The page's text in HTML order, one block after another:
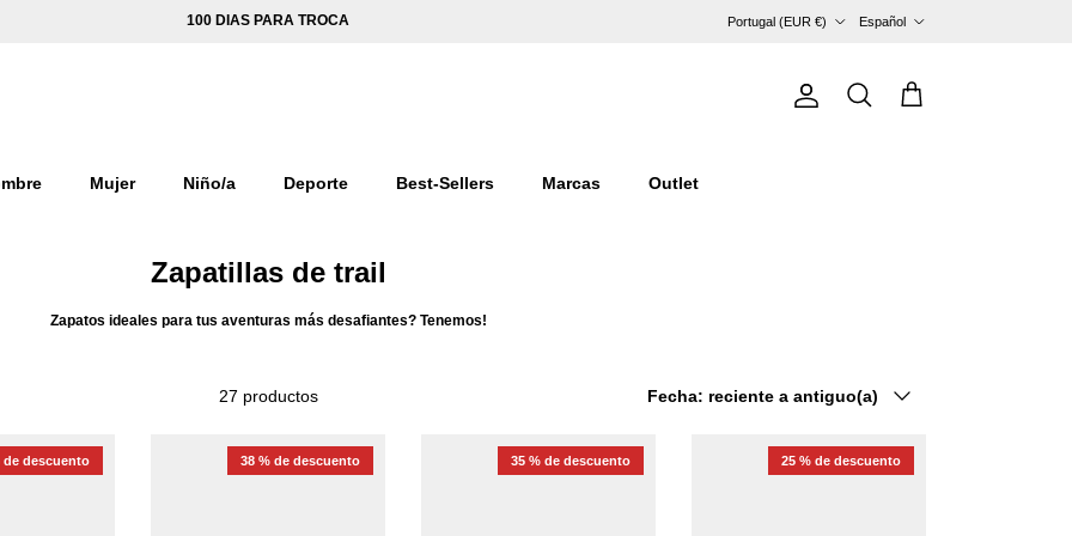
100 DIAS PARA TROCA
Portugal (EUR €)
Español
CuentaBuscar Carrito
Mujer Niño/a Deporte Best-Sellers Marcas Outlet
Zapatillas de trail
Zapatos ideales para tus aventuras más desafiantes? Tenemos!
27 productos Fecha: reciente a antiguo(a)
de descuento 38 % de descuento 35 % de descuento 25 % de descuento